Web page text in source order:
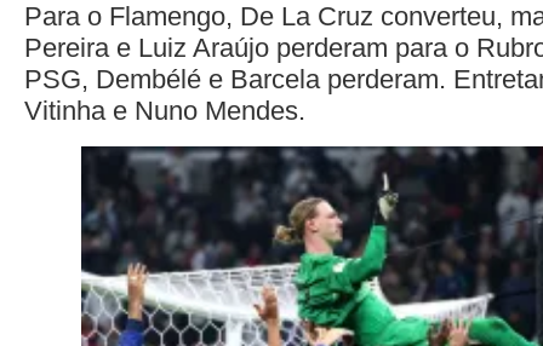
Para o Flamengo, De La Cruz converteu,
Pereira e Luiz Araújo perderam para o
PSG, Dembélé e Barcela perderam.
Vitinha e Nuno Mendes.